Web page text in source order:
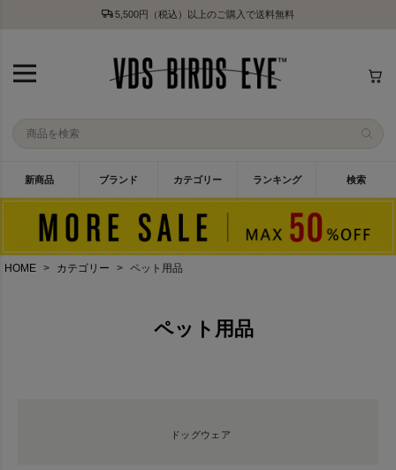
5,500円（税込）以上のご購入で送料無料
新商品 ブランド カテゴリー ランキング 検索
HOME カテゴリー ペット用品
ペット用品
ドッグウェア